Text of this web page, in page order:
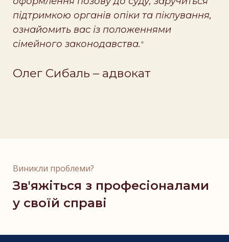
підтримкою органів опіки та піклування,
ознайомить вас із положеннями
сімейного законодавства."
Олег Сибаль – адвокат
Виникли проблеми?
Зв'яжіться з професіоналами
у своїй справі